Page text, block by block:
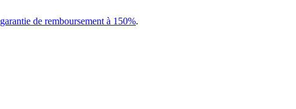
garantie de remboursement à 150%.